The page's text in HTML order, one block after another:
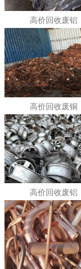
高价回收废铝
高价回收废铜
高价回收废铝